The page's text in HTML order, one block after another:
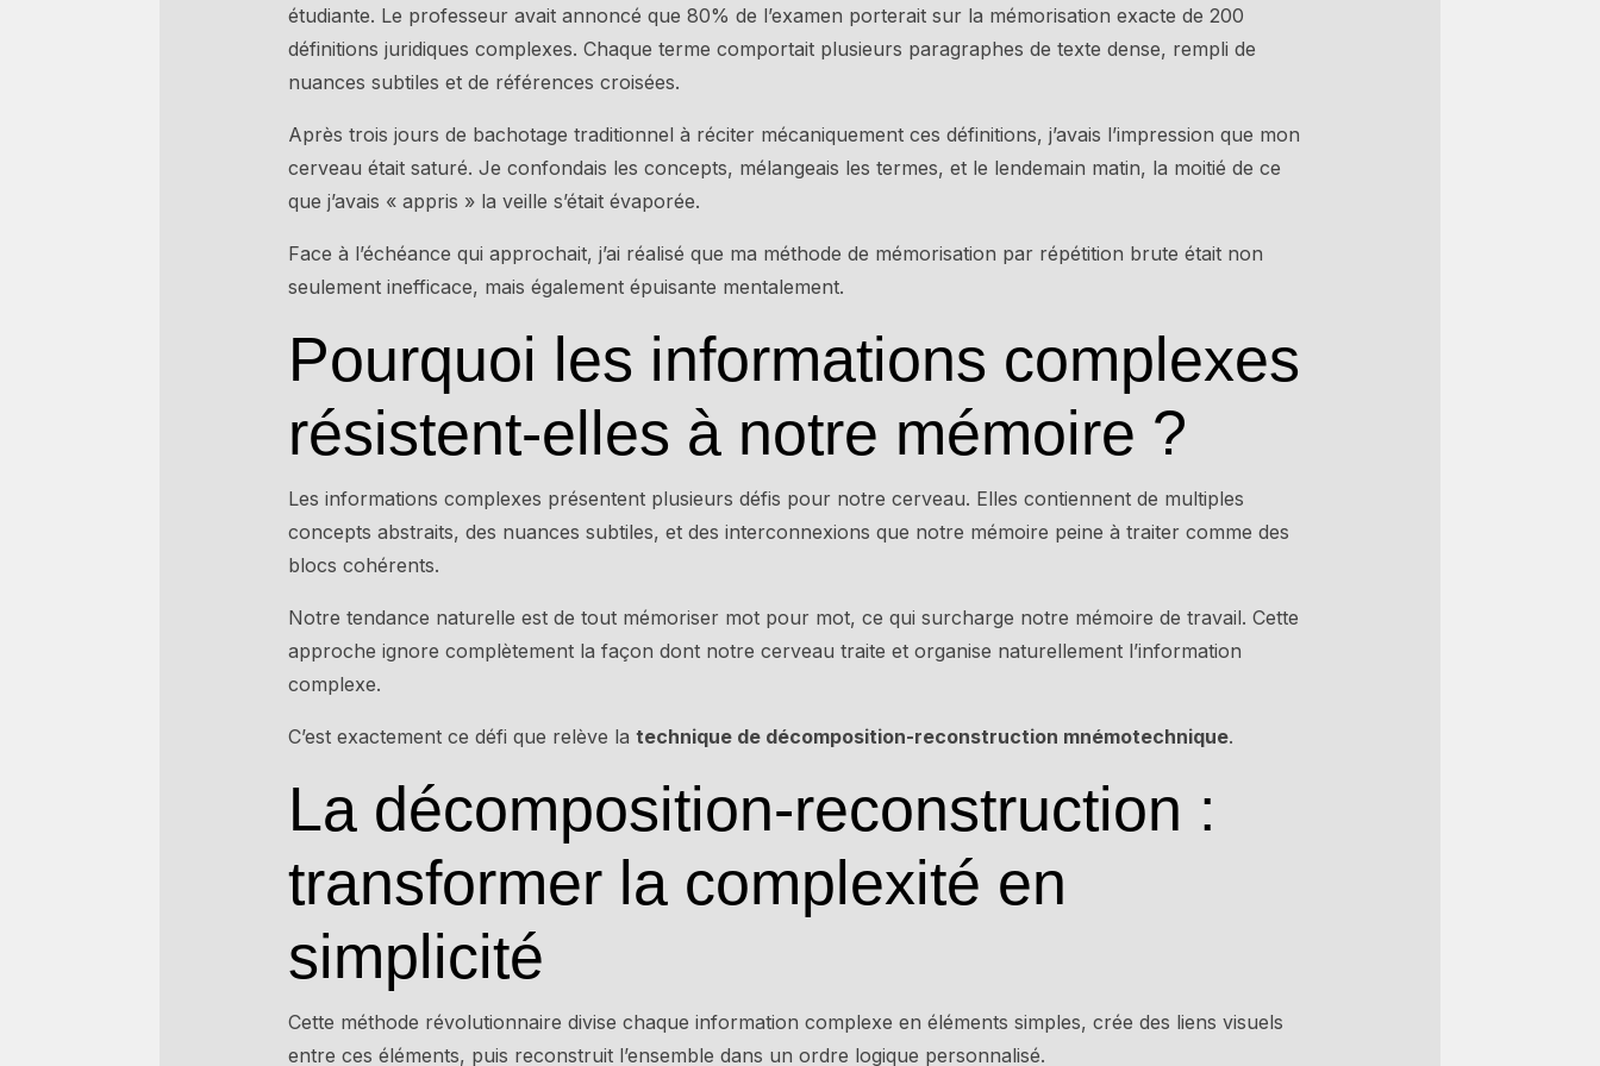
étudiante. Le professeur avait annoncé que 80% de l’examen porterait sur la mémorisation exacte de 200
définitions juridiques complexes. Chaque terme comportait plusieurs paragraphes de texte dense, rempli de
nuances subtiles et de références croisées.
Après trois jours de bachotage traditionnel à réciter mécaniquement ces définitions, j’avais l’impression que mon
cerveau était saturé. Je confondais les concepts, mélangeais les termes, et le lendemain matin, la moitié de ce
que j’avais « appris » la veille s’était évaporée.
Face à l’échéance qui approchait, j’ai réalisé que ma méthode de mémorisation par répétition brute était non
seulement inefficace, mais également épuisante mentalement.
Pourquoi les informations complexes
résistent-elles à notre mémoire ?
Les informations complexes présentent plusieurs défis pour notre cerveau. Elles contiennent de multiples
concepts abstraits, des nuances subtiles, et des interconnexions que notre mémoire peine à traiter comme des
blocs cohérents.
Notre tendance naturelle est de tout mémoriser mot pour mot, ce qui surcharge notre mémoire de travail. Cette
approche ignore complètement la façon dont notre cerveau traite et organise naturellement l’information
complexe.
C’est exactement ce défi que relève la technique de décomposition-reconstruction mnémotechnique.
La décomposition-reconstruction :
transformer la complexité en
simplicité
Cette méthode révolutionnaire divise chaque information complexe en éléments simples, crée des liens visuels
entre ces éléments, puis reconstruit l’ensemble dans un ordre logique personnalisé.